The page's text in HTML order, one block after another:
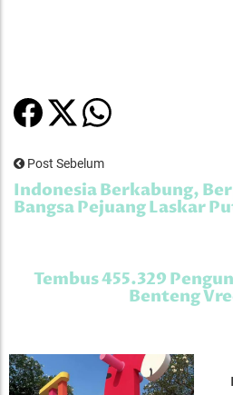
Post Sebelum
Indonesia Berkabung,
Bangsa Pejuang Laskar
Tembus 455.329
Benteng